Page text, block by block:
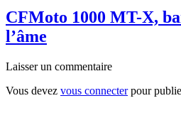
CFMoto 1000 MT-X,
l’âme
Laisser un commentaire
Vous devez vous connecterpour